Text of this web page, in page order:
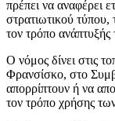
πρέπει να αναφέρει
στρατιωτικού τύπου,
τον τρόπο
Ο νόμος δίνει στις
Φρανσίσκο, στο
απορρίπτουν ή να
τον τρόπο χρήσης